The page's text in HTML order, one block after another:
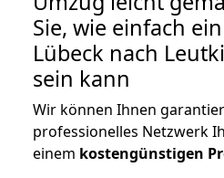
Sie, wie einfach
Lübeck nach
sein kann
Wir können Ihnen
professionelles Netzwerk
einem kostengünstigen